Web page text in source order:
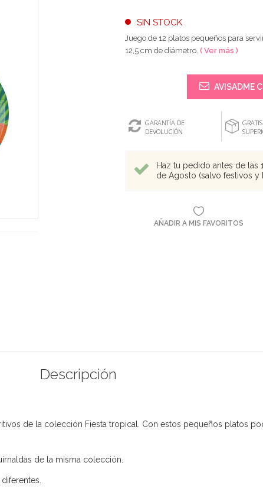
SIN STOCK
Juego de 12 platos pequeños para
12,5 cm de diámetro. ( Ver más )
AVISADME
GARANTÍA DE
DEVOLUCIÓN
Haz tu pedido antes de las
de Agosto (salvo festivos y
AÑADIR A MIS FAVORITOS
Descripción
de la colección Fiesta tropical. Con estos pequeños platos
de la misma colección.